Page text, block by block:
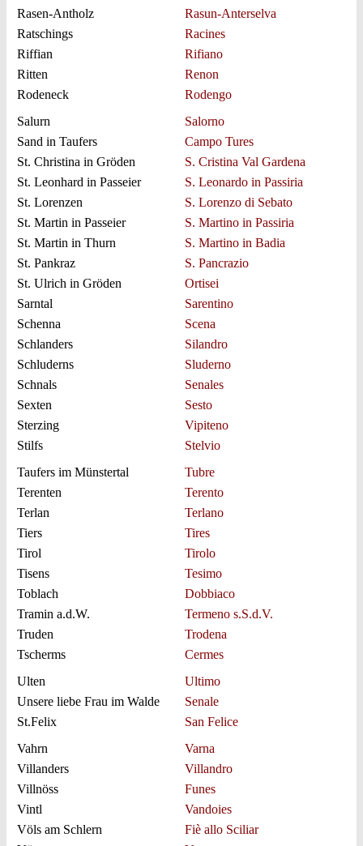
Rasen-Antholz
Ratschings
Riffian
Ritten
Rodeneck
Rasun-Anterselva
Racines
Rifiano
Renon
Rodengo
Salurn
Sand in Taufers
St. Christina in Gröden
St. Leonhard in Passeier
St. Lorenzen
St. Martin in Passeier
St. Martin in Thurn
St. Pankraz
St. Ulrich in Gröden
Sarntal
Schenna
Schlanders
Schluderns
Schnals
Sexten
Sterzing
Stilfs
Salorno
Campo Tures
S. Cristina Val Gardena
S. Leonardo in Passiria
S. Lorenzo di Sebato
S. Martino in Passiria
S. Martino in Badia
S. Pancrazio
Ortisei
Sarentino
Scena
Silandro
Sluderno
Senales
Sesto
Vipiteno
Stelvio
Taufers im Münstertal
Terenten
Terlan
Tiers
Tirol
Tisens
Toblach
Tramin a.d.W.
Truden
Tscherms
Tubre
Terento
Terlano
Tires
Tirolo
Tesimo
Dobbiaco
Termeno s.S.d.V.
Trodena
Cermes
Ulten
Unsere liebe Frau im Walde
St.Felix
Ultimo
Senale
San Felice
Vahrn
Villanders
Villnöss
Vintl
Völs am Schlern
Varna
Villandro
Funes
Vandoies
Fiè allo Sciliar